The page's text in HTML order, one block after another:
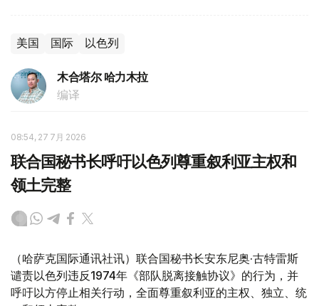
美国 国际 以色列
木合塔尔 哈力木拉
编译
08:54, 27 7月 2026
联合国秘书长呼吁以色列尊重叙利亚主权和
领土完整
（哈萨克国际通讯社讯）联合国秘书长安东尼奥·古特雷斯
谴责以色列违反1974年《部队脱离接触协议》的行为，并
呼吁以方停止相关行动，全面尊重叙利亚的主权、独立、统